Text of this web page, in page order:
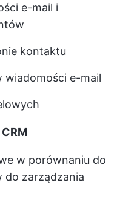
e-mail i
kontaktu
wiadomości e-mail
w porównaniu do
do zarządzania